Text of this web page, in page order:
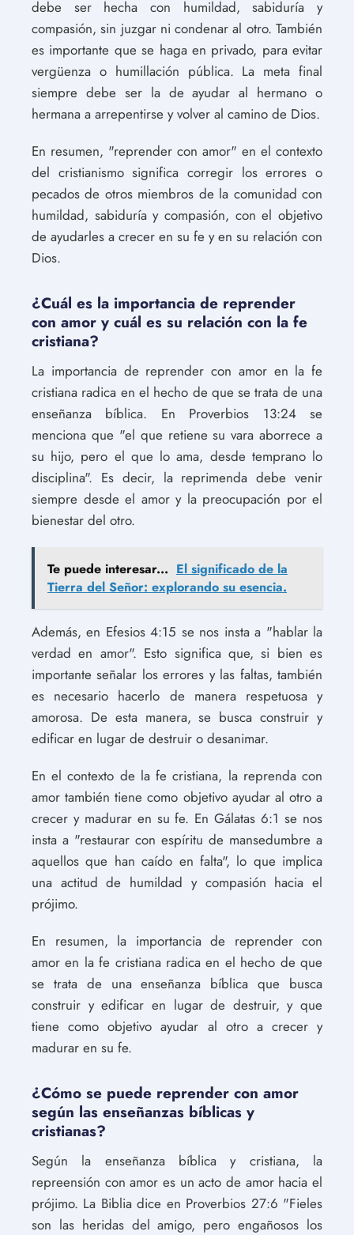
debe ser hecha con humildad, sabiduría y
compasión, sin juzgar ni condenar al otro. También
es importante que se haga en privado, para evitar
vergüenza o humillación pública. La meta final
siempre debe ser la de ayudar al hermano o
hermana a arrepentirse y volver al camino de Dios.
En resumen, "reprender con amor" en el contexto
del cristianismo significa corregir los errores o
pecados de otros miembros de la comunidad con
humildad, sabiduría y compasión, con el objetivo
de ayudarles a crecer en su fe y en su relación con
Dios.
¿Cuál es la importancia de reprender
con amor y cuál es su relación con la fe
cristiana?
La importancia de reprender con amor en la fe
cristiana radica en el hecho de que se trata de una
enseñanza bíblica. En Proverbios 13:24 se
menciona que "el que retiene su vara aborrece a
su hijo, pero el que lo ama, desde temprano lo
disciplina". Es decir, la reprimenda debe venir
siempre desde el amor y la preocupación por el
bienestar del otro.
Te puede interesar... El significado de la
Tierra del Señor: explorando su esencia.
Además, en Efesios 4:15 se nos insta a "hablar la
verdad en amor". Esto significa que, si bien es
importante señalar los errores y las faltas, también
es necesario hacerlo de manera respetuosa y
amorosa. De esta manera, se busca construir y
edificar en lugar de destruir o desanimar.
En el contexto de la fe cristiana, la reprenda con
amor también tiene como objetivo ayudar al otro a
crecer y madurar en su fe. En Gálatas 6:1 se nos
insta a "restaurar con espíritu de mansedumbre a
aquellos que han caído en falta", lo que implica
una actitud de humildad y compasión hacia el
prójimo.
En resumen, la importancia de reprender con
amor en la fe cristiana radica en el hecho de que
se trata de una enseñanza bíblica que busca
construir y edificar en lugar de destruir, y que
tiene como objetivo ayudar al otro a crecer y
madurar en su fe.
¿Cómo se puede reprender con amor
según las enseñanzas bíblicas y
cristianas?
Según la enseñanza bíblica y cristiana, la
repreensión con amor es un acto de amor hacia el
prójimo. La Biblia dice en Proverbios 27:6 "Fieles
son las heridas del amigo, pero engañosos los